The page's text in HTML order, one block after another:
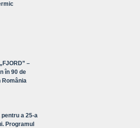
–
în 90 de
România
a 25-a
Programul